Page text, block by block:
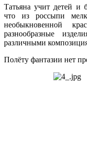
Татьяна учит детей и
что из россыпи
необыкновенной
разнообразные
различными
Полёту фантазии нет